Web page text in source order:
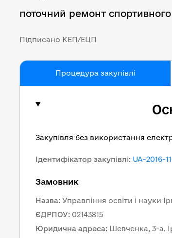
поточний ремонт
Підписано КЕП/ЕЦП
Процедура закупівлі
Закупівля без використання
Ідентифікатор закупівлі: UA-2016-
Замовник
Назва: Управління освіти і науки
ЄДРПОУ: 02143815
Юридична адреса: Шевченка, 3-а,